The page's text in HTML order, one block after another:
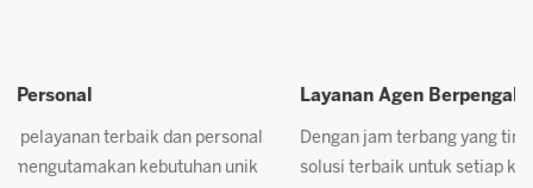
Layanan Agen Berpengalaman
Dengan jam terbang yang tinggi, tim kami siap memberikan
solusi terbaik untuk setiap kebutuhan Anda. Kepuasan